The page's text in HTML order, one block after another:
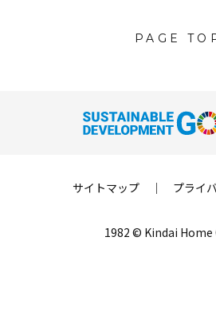
PAGE
サイトマップ ｜ プライ
1982 © Kindai Home